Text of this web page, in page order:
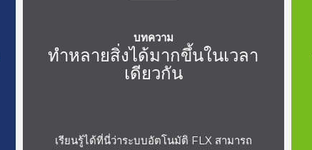
บทความ
ทำหลายสิ่งได้มากขึ้นในเวลา
เดียวกัน
เรียนรู้ได้ที่นี่ว่าระบบอัตโนมัติ FLX สามารถ